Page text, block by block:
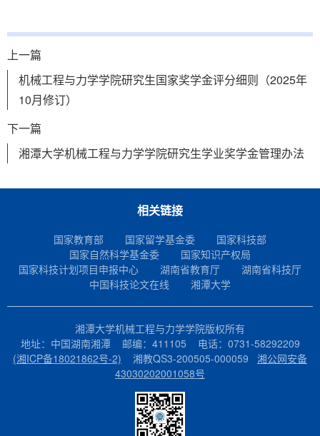
上一篇
机械工程与力学学院研究生国家奖学金评分细则（2025年
10月修订）
下一篇
湘潭大学机械工程与力学学院研究生学业奖学金管理办法
相关链接
国家教育部 国家留学基金委
国家科技部
国家自然科学基金委
国家知识产权局
国家科技计划项目申报中心
湖南省教育厅
湖南省科技厅
中国科技论文在线
湘潭大学
湘潭大学机械工程与力学学院版权所有
地址：中国湖南湘潭 邮编：411105 电话：0731-58292209
(湘ICP备18021862号-2) 湘教QS3-200505-000059 湘公网安备
43030202001058号